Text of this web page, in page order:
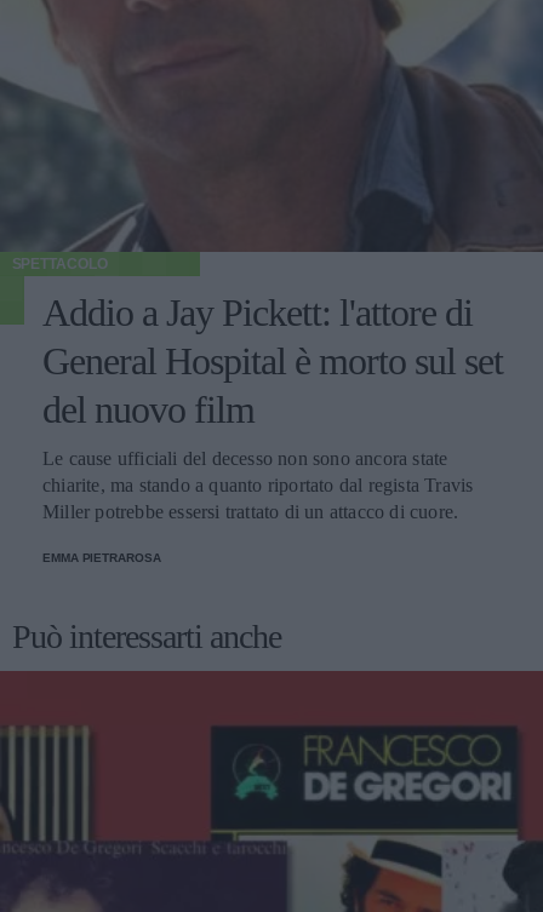
SPETTACOLO
Addio a Jay Pickett: l'attore di
General Hospital è morto sul set
del nuovo film
Le cause ufficiali del decesso non sono ancora state
chiarite, ma stando a quanto riportato dal regista Travis
Miller potrebbe essersi trattato di un attacco di cuore.
EMMA PIETRAROSA
Può interessarti anche